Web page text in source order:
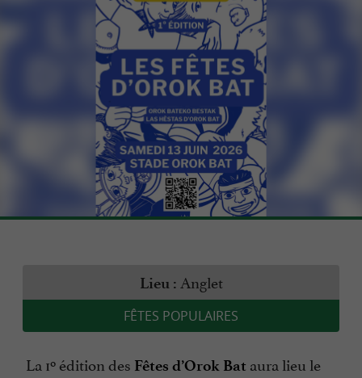
Lieu : Anglet
FÊTES POPULAIRES
La 1º édition des Fêtes d’Orok Bat aura lieu le